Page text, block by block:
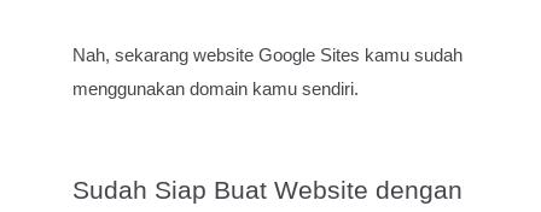
Nah, sekarang website Google Sites kamu sudah
menggunakan domain kamu sendiri.
Sudah Siap Buat Website dengan